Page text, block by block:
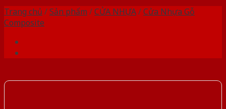
Trang chủ /Sản phẩm /CỬA NHỰA/Cửa Nhựa Gỗ
Composite